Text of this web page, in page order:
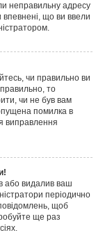
неправильну адресу
що ви ввели
чи правильно ви
то
чи не був вам
помилка в
виправлення
або видалив ваш
періодично
щоб
ще раз